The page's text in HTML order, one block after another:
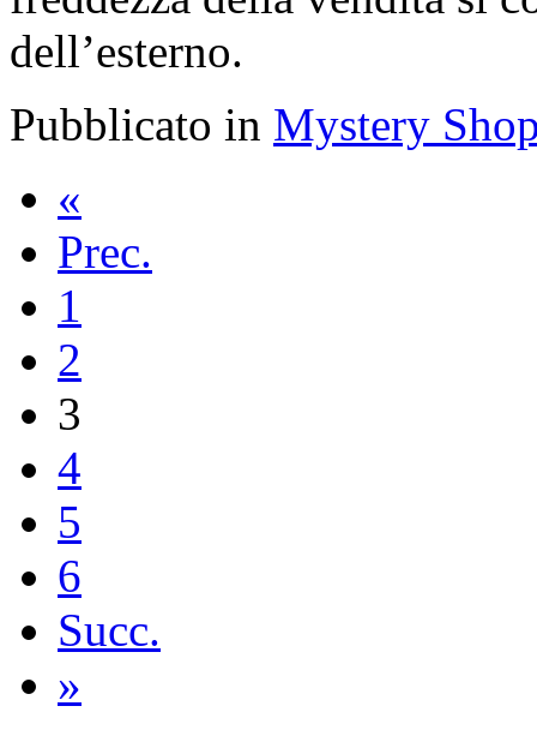
dell’esterno.
Pubblicato in Mystery
«
Prec.
1
2
3
4
5
6
Succ.
»